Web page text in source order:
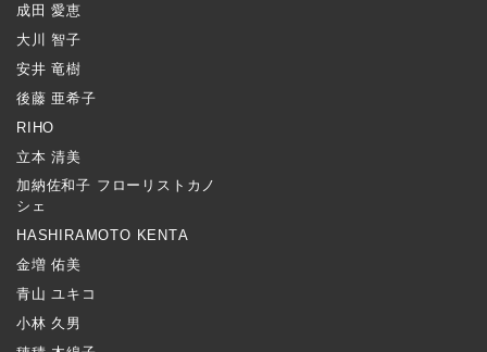
成田 愛恵
大川 智子
安井 竜樹
後藤 亜希子
RIHO
立本 清美
加納佐和子 フローリストカノ
シェ
HASHIRAMOTO KENTA
金増 佑美
青山 ユキコ
小林 久男